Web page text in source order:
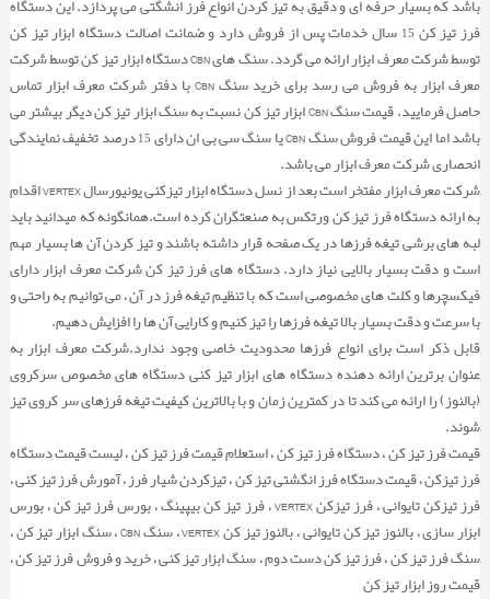
میکرومتر عمق سنج
کلت بلند
آچار کلت
کلت کف تراش گیر
کلت سه نظام گیر
پول استاد
پایه کلت
پولکی الماس خور
باشد که بسیار حرفه ای و دقیق به تیز کردن انواع فرز انشگتی می پردازد. این دستگاه
فرز تیز کن 15 سال خدمات پس از فروش دارد و ضمانت اصالت دستگاه ابزار تیز کن
توسط شرکت معرف ابزار ارائه می گردد. سنگ های CBN دستگاه ابزار تیز کن توسط شرکت
معرف ابزار به فروش می رسد برای خرید سنگ CBN با دفتر شرکت معرف ابزار تماس
حاصل فرمایید. قیمت سنگ CBN ابزار تیز کن نسبت به سنگ ابزار تیز کن دیگر بیشتر می
باشد اما این قیمت فروش سنگ CBN یا سنگ سی بی ان دارای 15 درصد تخفیف نمایندگی
انحصاری شرکت معرف ابزار می باشد.
شرکت معرف ابزار مفتخر است بعد از نسل دستگاه ابزار تیزکنی یونیورسال VERTEX اقدام
به ارائه دستگاه فرز تیز کن ورتکس به صنعتگران کرده است.همانگونه که میدانید باید
لبه های برشی تیغه فرزها در یک صفحه قرار داشته باشند و تیز کردن آن ها بسیار مهم
است و دقت بسیار بالایی نیاز دارد. دستگاه های فرز تیز کن شرکت معرف ابزار دارای
فیکسچرها و کلت های مخصوصی است که با تنظیم تیغه فرز در آن ، می توانیم به راحتی و
با سرعت و دقت بسیار بالا تیغه فرزها را تیز کنیم و کارایی آن ها را افزایش دهیم.
قابل ذکر است برای انواع فرزها محدودیت خاصی وجود ندارد.شرکت معرف ابزار به
عنوان برترین ارائه دهنده دستگاه های ابزار تیز کنی دستگاه های مخصوص سرکروی
(بالنوز) را ارائه می کند تا در کمترین زمان و با بالاترین کیفیت تیغه فرزهای سر کروی تیز
شوند.
قیمت فرز تیز کن ، دستگاه فرز تیز کن ، استعلام قیمت فرز تیز کن ، لیست قیمت دستگاه
فرز تیزکن ، قیمت دستگاه فرز انگشتی تیز کن ، تیزکردن شیار فرز ، آمورش فرز تیز کنی ،
فرز تیزکن تایوانی ، فرز تیزکن VERTEX ، فرز تیز کن بیپینگ ، بورس فرز تیز کن ، بورس
ابزار سازی ، بالنوز تیز کن تایوانی ، بالنوز تیز کن VERTEX ، سنگ CBN ، سنگ ابزار تیز کن ،
سنگ فرز تیز کن ، فرز تیز کن دست دوم ، سنگ ابزار تیز کنی ، خرید و فروش فرز تیز کن ،
قیمت روز ابزار تیز کن